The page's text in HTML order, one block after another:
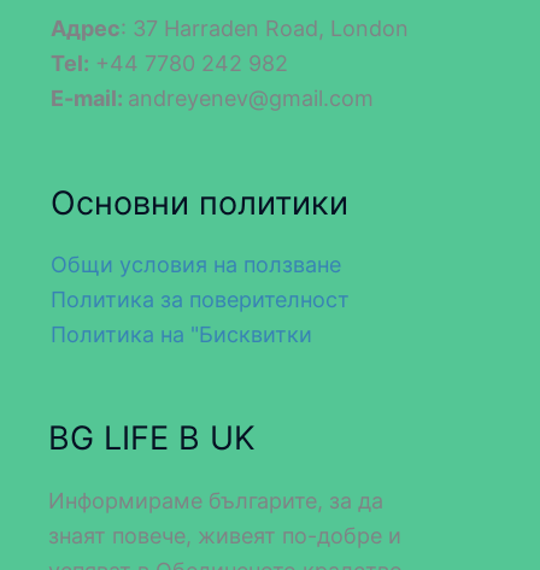
Адрес: 37 Harraden Road, London
Tel: +44 7780 242 982
E-mail: andreyenev@gmail.com
Основни политики
Общи условия на ползване
Политика за поверителност
Политика на "Бисквитки
BG LIFE В UK
Информираме българите, за да
знаят повече, живеят по-добре и